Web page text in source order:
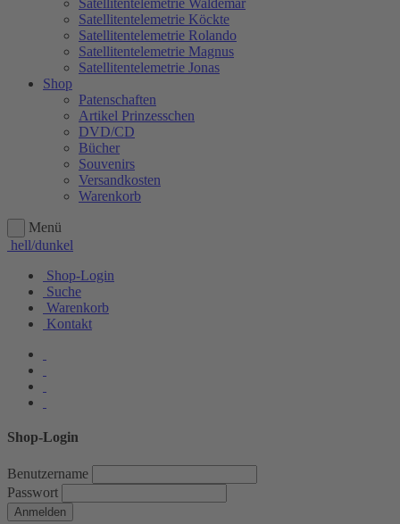
Satellitentelemetrie Waldemar
Satellitentelemetrie Köckte
Satellitentelemetrie Rolando
Satellitentelemetrie Magnus
Satellitentelemetrie Jonas
Shop
Patenschaften
Artikel Prinzesschen
DVD/CD
Bücher
Souvenirs
Versandkosten
Warenkorb
Menü
hell/dunkel
Shop-Login
Suche
Warenkorb
Kontakt
Shop-Login
Benutzername
Passwort
Anmelden